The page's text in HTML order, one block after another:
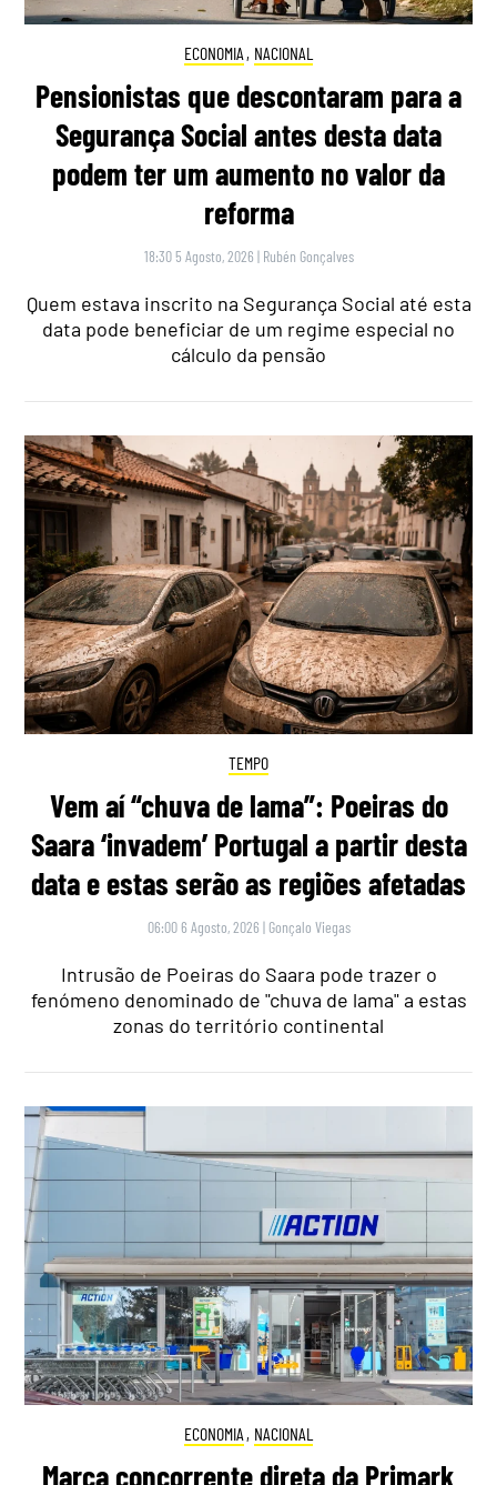
ECONOMIA , NACIONAL
Pensionistas que descontaram para a
Segurança Social antes desta data
podem ter um aumento no valor da
reforma
18:30 5 Agosto, 2026 | Rubén Gonçalves
Quem estava inscrito na Segurança Social até esta
data pode beneficiar de um regime especial no
cálculo da pensão
TEMPO
Vem aí “chuva de lama”: Poeiras do
Saara ‘invadem’ Portugal a partir desta
data e estas serão as regiões afetadas
06:00 6 Agosto, 2026 | Gonçalo Viegas
Intrusão de Poeiras do Saara pode trazer o
fenómeno denominado de "chuva de lama" a estas
zonas do território continental
ECONOMIA , NACIONAL
Marca concorrente direta da Primark